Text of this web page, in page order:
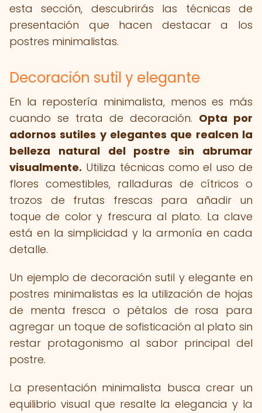
esta sección, descubrirás las técnicas de
presentación que hacen destacar a los
postres minimalistas.
Decoración sutil y elegante
En la repostería minimalista, menos es más
cuando se trata de decoración. Opta por
adornos sutiles y elegantes que realcen la
belleza natural del postre sin abrumar
visualmente. Utiliza técnicas como el uso de
flores comestibles, ralladuras de cítricos o
trozos de frutas frescas para añadir un
toque de color y frescura al plato. La clave
está en la simplicidad y la armonía en cada
detalle.
Un ejemplo de decoración sutil y elegante en
postres minimalistas es la utilización de hojas
de menta fresca o pétalos de rosa para
agregar un toque de sofisticación al plato sin
restar protagonismo al sabor principal del
postre.
La presentación minimalista busca crear un
equilibrio visual que resalte la elegancia y la